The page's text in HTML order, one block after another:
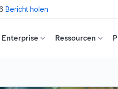
Bericht holen
Enterprise Ressourcen